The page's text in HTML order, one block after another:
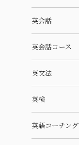
英会話
英会話コース
英文法
英検
英語コーチング